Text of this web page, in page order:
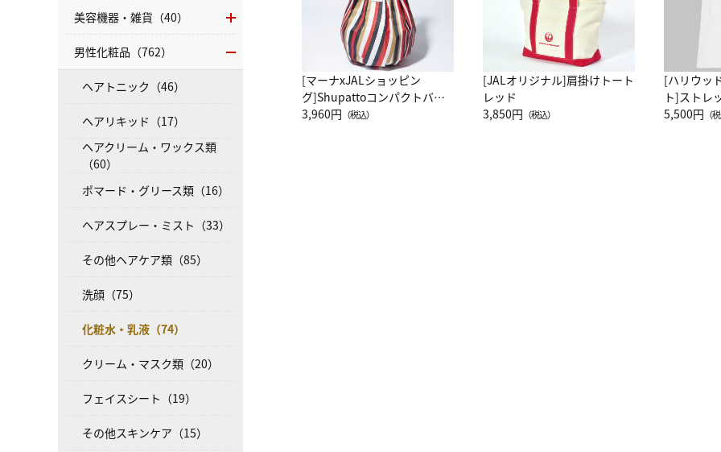
[マーナxJALショッピン
グ]Shupattoコンパクトバッ
グ Drop JAL客室乗務員
3,960円 （税込）
[JALオリジナル]肩掛けトート
レッド
3,850円 （税込）
[ハリウッ
ト]ストレ
ーネック別
5,500円 （
美容機器・雑貨（40）
男性化粧品（762）
ヘアトニック（46）
ヘアリキッド（17）
ヘアクリーム・ワックス類
（60）
ポマード・グリース類（16）
ヘアスプレー・ミスト（33）
その他ヘアケア類（85）
洗顔（75）
化粧水・乳液（74）
クリーム・マスク類（20）
フェイスシート（19）
その他スキンケア（15）